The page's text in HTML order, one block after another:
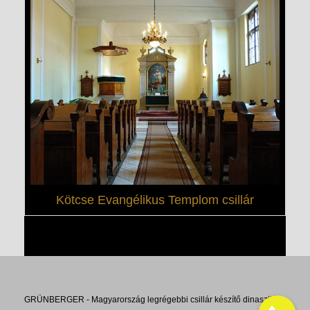
Kötcse Evangélikus Templom csillár
GRÜNBERGER - Magyarország legrégebbi csillár készítő dinasztiája.